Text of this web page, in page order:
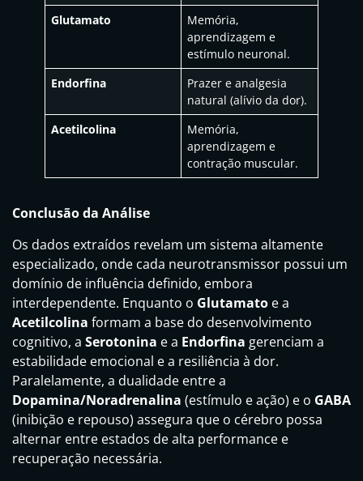
Glutamato
Memória,
aprendizagem e
estímulo neuronal.
Endorfina
Prazer e analgesia
natural (alívio da dor).
Acetilcolina
Memória,
aprendizagem e
contração muscular.
Conclusão da Análise
Os dados extraídos revelam um sistema altamente
especializado, onde cada neurotransmissor possui um
domínio de influência definido, embora
interdependente. Enquanto o Glutamato e a
Acetilcolina formam a base do desenvolvimento
cognitivo, a Serotonina e a Endorfina gerenciam a
estabilidade emocional e a resiliência à dor.
Paralelamente, a dualidade entre a
Dopamina/Noradrenalina (estímulo e ação) e o GABA
(inibição e repouso) assegura que o cérebro possa
alternar entre estados de alta performance e
recuperação necessária.